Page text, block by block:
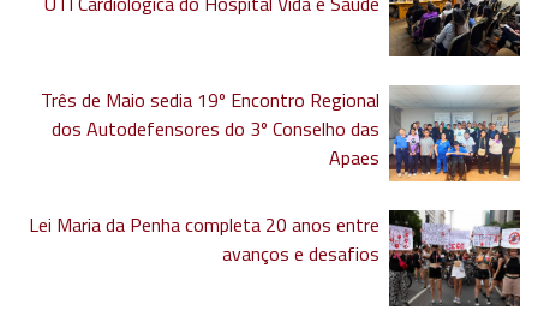
Três de Maio sedia 19º Encontro Regional
dos Autodefensores do 3º Conselho das
Apaes
Lei Maria da Penha completa 20 anos entre
avanços e desafios